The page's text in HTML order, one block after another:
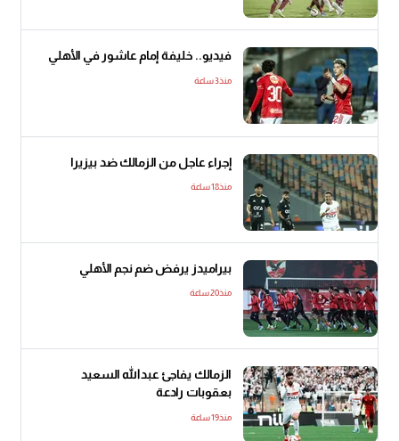
فيديو.. خليفة إمام عاشور في الأهلي
منذ3 ساعة
إجراء عاجل من الزمالك ضد بيزيرا
منذ18 ساعة
بيراميدز يرفض ضم نجم الأهلي
منذ20 ساعة
الزمالك يفاجئ عبدالله السعيد
بعقوبات رادعة
منذ19 ساعة